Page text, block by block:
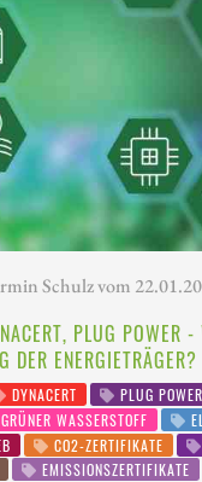
Schulz vom
PLUG POWER -
DER ENERGIETRÄGER?
DYNACERT
PLUG POWER
GRÜNER WASSERSTOFF
CO2-ZERTIFIKATE
EMISSIONSZERTIFIKATE